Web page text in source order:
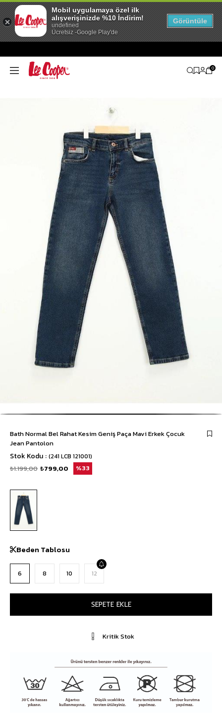
0
Bath Normal Bel Rahat Kesim Geniş Paça Mavi Erkek Çocuk
Jean Pantolon
Stok Kodu (241 LCB 121001)
₺1.199,00 ₺799,00 33
Beden Tablosu
6 8 10 12
Kritik Stok
Mobil uygulamaya özel ilk
alışverişinizde %10 İndirim!
undefined
Ücretsiz -Google Play'de
Görüntüle